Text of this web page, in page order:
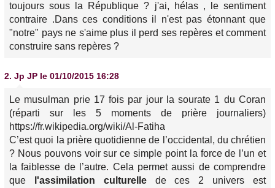
toujours sous la République ? j'ai, hélas , le sentiment
contraire .Dans ces conditions il n'est pas étonnant que
"notre" pays ne s'aime plus il perd ses repères et comment
construire sans repères ?
2. Jp JP le 01/10/2015 16:28
Le musulman prie 17 fois par jour la sourate 1 du Coran
(réparti sur les 5 moments de prière journaliers)
https://fr.wikipedia.org/wiki/Al-Fatiha
C’est quoi la prière quotidienne de l’occidental, du chrétien
? Nous pouvons voir sur ce simple point la force de l’un et
la faiblesse de l’autre. Cela permet aussi de comprendre
que
l'assimilation culturellede ces 2 univers est